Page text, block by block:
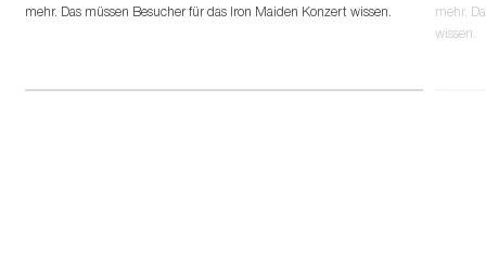
mehr. Das müssen Besucher für das Iron Maiden Konzert wissen.
mehr.
wissen.